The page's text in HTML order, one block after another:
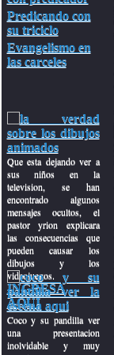
Predicando con
su triciclo
Evangelismo en
las carceles
Que esta dejando ver a
sus niños en la
television, se han
encontrado algunos
mensajes ocultos, el
pastor yrion explicara
las consecuencias que
pueden causar los
dibujos y los
videojuegos.
INGRESA
AQUI
Coco y su pandilla ver
una presentacion
inolvidable y muy